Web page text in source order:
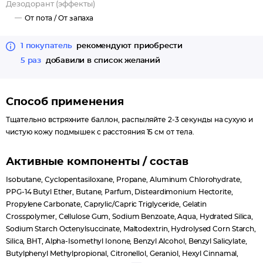
нанесенные на поверхность кожи, раскрываются во время
движения, высвобождая легкий аромат. Ты будешь
Смело надевай белую блузку на важную деловую встречу, а
затем смени ее на черное платье и танцуй всю ночь.
Дезодорант (эффекты)
От пота /От запаха
1 покупатель
рекомендуют приобрести
5 раз
добавили в список желаний
Способ применения
Тщательно встряхните баллон, распыляйте 2-3 секунды на сухую и
чистую кожу подмышек с расстояния 15 см от тела.
Активные компоненты / состав
Isobutane, Cyclopentasiloxane, Propane, Aluminum Chlorohydrate,
PPG-14 Butyl Ether, Butane, Parfum, Disteardimonium Hectorite,
Propylene Carbonate, Caprylic/Capric Triglyceride, Gelatin
Crosspolymer, Cellulose Gum, Sodium Benzoate, Aqua, Hydrated Silica,
Sodium Starch Octenylsuccinate, Maltodextrin, Hydrolysed Corn Starch,
Silica, BHT, Alpha-Isomethyl Ionone, Benzyl Alcohol, Benzyl Salicylate,
Butylphenyl Methylpropional, Citronellol, Geraniol, Hexyl Cinnamal,